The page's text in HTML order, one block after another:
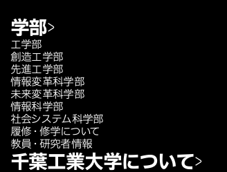
学部
工学部
創造工学部
先進工学部
情報変革科学部
未来変革科学部
情報科学部
社会システム科学部
履修・修学について
教員・研究者情報
千葉工業大学について